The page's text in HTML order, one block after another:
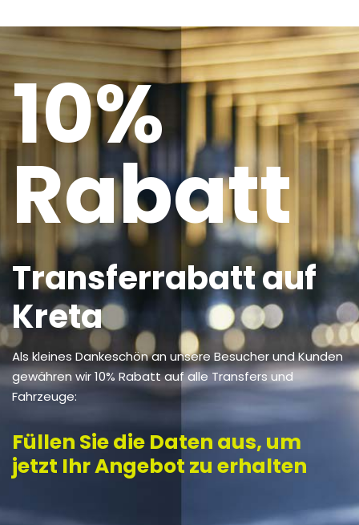
10%
Rabatt
Transferrabatt auf
Kreta
Als kleines Dankeschön an unsere Besucher und Kunden
gewähren wir 10% Rabatt auf alle Transfers und
Fahrzeuge:
Füllen Sie die Daten aus, um
jetzt Ihr Angebot zu erhalten